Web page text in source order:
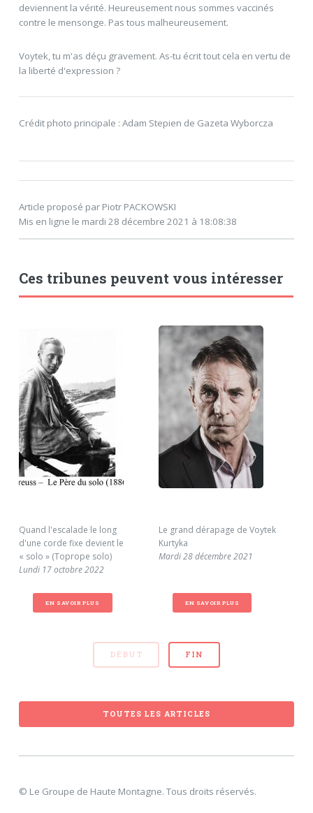
deviennent la vérité. Heureusement nous sommes vaccinés
contre le mensonge. Pas tous malheureusement.
Voytek, tu m'as déçu gravement. As-tu écrit tout cela en vertu de
la liberté d'expression ?
Crédit photo principale : Adam Stepien de Gazeta Wyborcza
Article proposé par Piotr PACKOWSKI
Mis en ligne le mardi 28 décembre 2021 à 18:08:38
Ces tribunes peuvent vous intéresser
Quand l'escalade le long
d'une corde fixe devient le
« solo » (Toprope solo)
Lundi 17 octobre 2022
EN SAVOIR PLUS
Le grand dérapage de Voytek
Kurtyka
Mardi 28 décembre 2021
EN SAVOIR PLUS
DÉBUT FIN
TOUTES LES ARTICLES
© Le Groupe de Haute Montagne. Tous droits réservés.